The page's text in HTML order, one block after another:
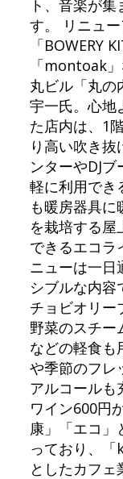
ト、音楽が
す。 リニュ
「BOWERY
「montoak
丸ビル「丸の
宇一氏。心地
た店内は、1
り高い吹き
ンターやDJ
軽に利用でき
も暖房器具
を栽培する屋
できるエコラ
ニューは一日
シブルな内容
チョビオリー
野菜のスチー
などの軽食も
や季節のフレ
アルコールも
ワイン600円
康」「エコ」
っており、
としたカフェ